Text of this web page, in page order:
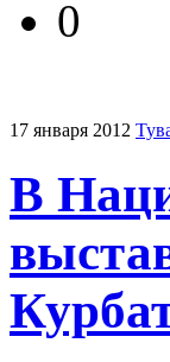
0
17 января 2012
В